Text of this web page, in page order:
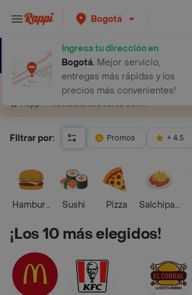
Bogotá
Ingresa tu dirección en
Bogotá. Mejor servicio,
entregas más rápidas y los
precios más convenientes!
Restaurantes cerca de mí
Rappi Restaurantes cerca de mí
Filtrar por: Promos + 4.5
HamburguesaSushi Pizza Salchipapas
¡Los 10 más elegidos!